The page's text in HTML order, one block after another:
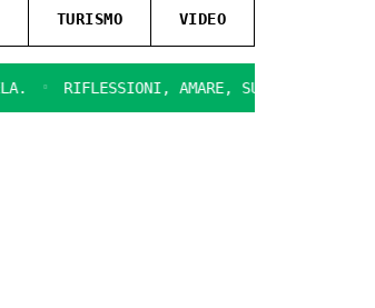
TURISMO VIDEO
RIFLESSIONI, AMARE, SULLA CHIUSURA DEL